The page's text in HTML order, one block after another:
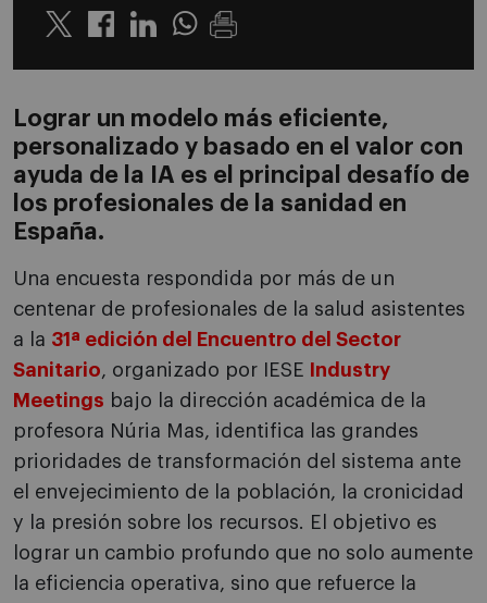
Twitter LinkedinWhatsapp
Lograr un modelo más eficiente,
personalizado y basado en el valor con
ayuda de la IA es el principal desafío de
los profesionales de la sanidad en
España.
Una encuesta respondida por más de un
centenar de profesionales de la salud asistentes
a la 31ª edición del Encuentro del Sector
Sanitario, organizado por IESE
Industry
Meetings bajo la dirección académica de la
profesora Núria Mas, identifica las grandes
prioridades de transformación del sistema ante
el envejecimiento de la población, la cronicidad
y la presión sobre los recursos. El objetivo es
lograr un cambio profundo que no solo aumente
la eficiencia operativa, sino que refuerce la